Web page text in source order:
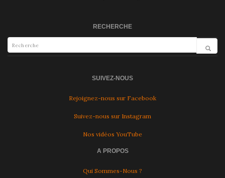
RECHERCHE
SUIVEZ-NOUS
Rejoignez-nous sur Facebook
Suivez-nous sur Instagram
Nos vidéos YouTube
A PROPOS
Qui Sommes-Nous ?